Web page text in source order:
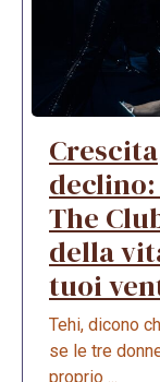
declino:
The
della
tuoi
Tehi, dicono
se le tre
proprio ...